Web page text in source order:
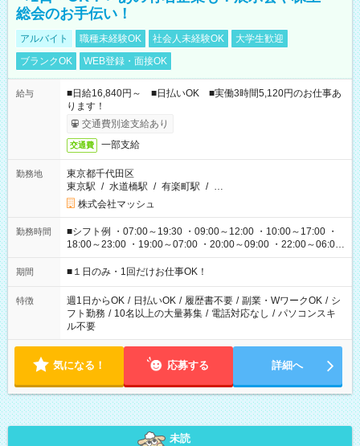
総会のお手伝い！
アルバイト 職種未経験OK 社会人未経験OK
大学生歓迎
ブランクOK
WEB登録・面接OK
給与
■日給16,840円～ ■日払いOK ■実働3時間5,120円のお仕事あ
ります！
交通費別途支給あり
交通費 一部支給
勤務地
東京都千代田区
東京駅 / 水道橋駅 / 有楽町駅 / …
株式会社マッシュ
勤務時間
■シフト例 ・07:00～19:30 ・09:00～12:00 ・10:00～17:00 ・
18:00～23:00 ・19:00～07:00 ・20:00～09:00 ・22:00～06:00
etc ★最短で3時間で5,120円のお仕事から 15時間で2万円近く稼
げるお仕事も！ ご希望のお時間に合わせてご紹介！ ※シフトは
ください！
期間 ■１日のみ・1回だけお仕事OK！
特徴 週1日からOK / 日払いOK / 履歴書不要 / 副業・WワークOK / シ
フト勤務 / 10名以上の大量募集 / 電話対応なし / パソコンスキ
ル不要
気になる！ 応募する 詳細へ
未読